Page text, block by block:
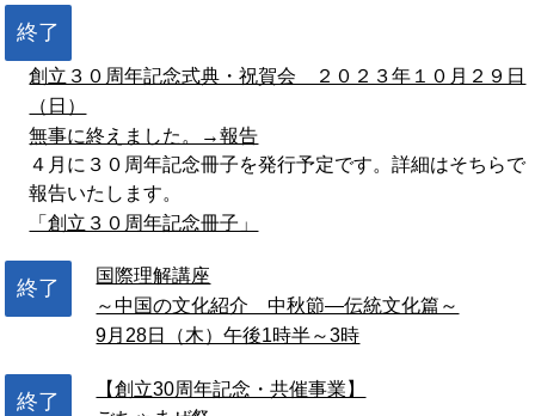
終了
創立３０周年記念式典・祝賀会 ２０２３年１０月２９日
（日）
無事に終えました。→報告
４月に３０周年記念冊子を発行予定です。詳細はそちらで
報告いたします。
「創立３０周年記念冊子」
終了
国際理解講座
～中国の文化紹介 中秋節―伝統文化篇～
9月28日（木）午後1時半～3時
終了
【創立30周年記念・共催事業】